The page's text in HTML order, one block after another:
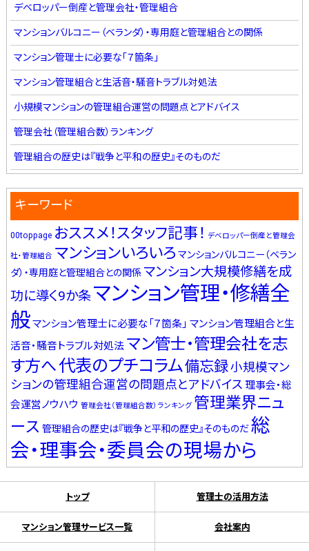
デベロッパー倒産と管理会社・管理組合
マンションバルコニー（ベランダ）・専用庭と管理組合との関係
マンション管理士に必要な「７箇条」
マンション管理組合と生活音・騒音トラブル対処法
小規模マンションの管理組合運営の問題点とアドバイス
管理会社（管理組合数）ランキング
管理組合の歴史は『戦争と平和の歴史』そのものだ
キーワード
00toppage おススメ！スタッフ記事！ デベロッパー倒産と管理会
社・管理組合 マンションいろいろ マンションバルコニー（ベラン
ダ）・専用庭と管理組合との関係 マンション大規模修繕を成
功に導く9か条マンション管理・修繕全
般マンション管理士に必要な「７箇条」 マンション管理組合と生
活音・騒音トラブル対処法 マン管士・管理会社を志
す方へ代表のプチコラム備忘録小規模マン
ションの管理組合運営の問題点とアドバイス 理事会・総
会運営ノウハウ 管理会社（管理組合数）ランキング 管理業界ニュ
ース 管理組合の歴史は『戦争と平和の歴史』そのものだ総
会・理事会・委員会の現場から
トップ 管理士の活用方法
マンション管理サービス一覧 会社案内